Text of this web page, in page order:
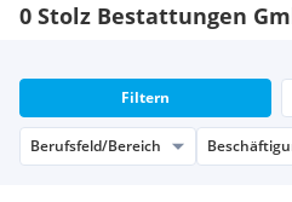
0 Stolz Bestattungen
Filtern
Berufsfeld/Bereich